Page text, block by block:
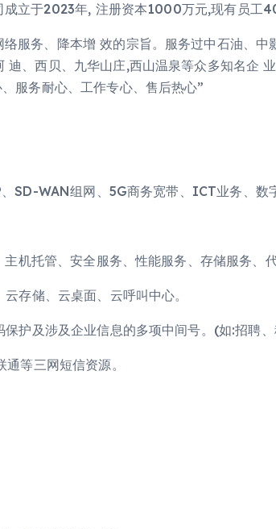
立于2023年, 注册资本1000万元,现有员工
服务、降本增 效的宗旨。服务过中石油、中
迪、西贝、九华山庄,西山温泉等众多知名企
服务耐心、工作专心、售后热心”
SD-WAN组网、5G商务宽带、ICT业务、数
机托管、安全服务、性能服务、存储服务、代
存储、云桌面、云呼叫中心。
护及涉及企业信息的多项中间号。(如:招聘
等三网短信资源。